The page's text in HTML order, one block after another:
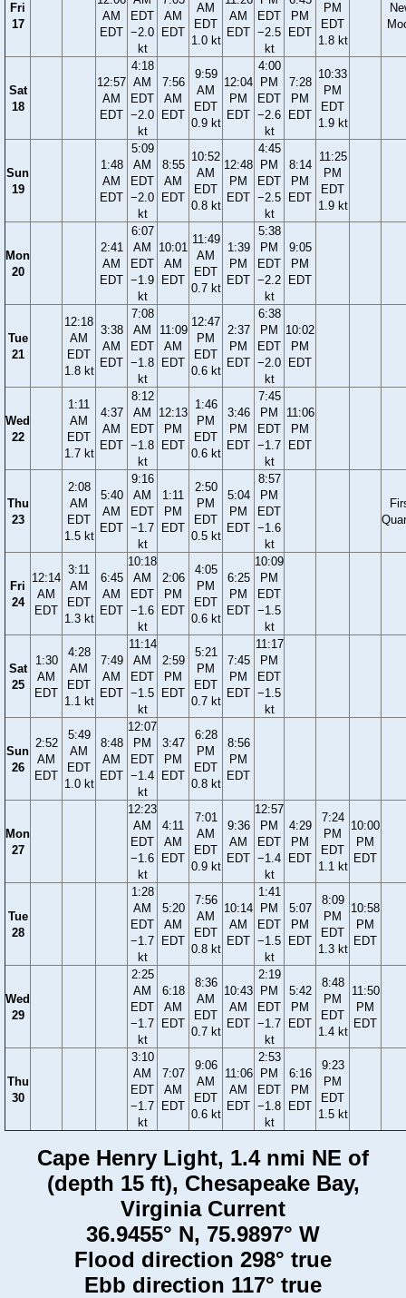
Fri
17
AM
EDT
EDT
−2.0
kt
AM
EDT
AM
EDT
1.0 kt
AM
EDT
EDT
−2.5
kt
PM
EDT
PM
EDT
1.8 kt
Sat
18
12:57
AM
EDT
4:18
AM
EDT
−2.0
kt
7:56
AM
EDT
9:59
AM
EDT
0.9 kt
12:04
PM
EDT
4:00
PM
EDT
−2.6
kt
7:28
PM
EDT
10:33
PM
EDT
1.9 kt
Sun
19
1:48
AM
EDT
5:09
AM
EDT
−2.0
kt
8:55
AM
EDT
10:52
AM
EDT
0.8 kt
12:48
PM
EDT
4:45
PM
EDT
−2.5
kt
8:14
PM
EDT
11:25
PM
EDT
1.9 kt
Mon
20
2:41
AM
EDT
6:07
AM
EDT
−1.9
kt
10:01
AM
EDT
11:49
AM
EDT
0.7 kt
1:39
PM
EDT
5:38
PM
EDT
−2.2
kt
9:05
PM
EDT
Tue
21
12:18
AM
EDT
1.8 kt
3:38
AM
EDT
7:08
AM
EDT
−1.8
kt
11:09
AM
EDT
12:47
PM
EDT
0.6 kt
2:37
PM
EDT
6:38
PM
EDT
−2.0
kt
10:02
PM
EDT
Wed
22
1:11
AM
EDT
1.7 kt
4:37
AM
EDT
8:12
AM
EDT
−1.8
kt
12:13
PM
EDT
1:46
PM
EDT
0.6 kt
3:46
PM
EDT
7:45
PM
EDT
−1.7
kt
11:06
PM
EDT
Thu
23
2:08
AM
EDT
1.5 kt
5:40
AM
EDT
9:16
AM
EDT
−1.7
kt
1:11
PM
EDT
2:50
PM
EDT
0.5 kt
5:04
PM
EDT
8:57
PM
EDT
−1.6
kt
Fri
24
12:14
AM
EDT
3:11
AM
EDT
1.3 kt
6:45
AM
EDT
10:18
AM
EDT
−1.6
kt
2:06
PM
EDT
4:05
PM
EDT
0.6 kt
6:25
PM
EDT
10:09
PM
EDT
−1.5
kt
Sat
25
1:30
AM
EDT
4:28
AM
EDT
1.1 kt
7:49
AM
EDT
11:14
AM
EDT
−1.5
kt
2:59
PM
EDT
5:21
PM
EDT
0.7 kt
7:45
PM
EDT
11:17
PM
EDT
−1.5
kt
Sun
26
2:52
AM
EDT
5:49
AM
EDT
1.0 kt
8:48
AM
EDT
12:07
PM
EDT
−1.4
kt
3:47
PM
EDT
6:28
PM
EDT
0.8 kt
8:56
PM
EDT
Mon
27
12:23
AM
EDT
−1.6
kt
4:11
AM
EDT
7:01
AM
EDT
0.9 kt
9:36
AM
EDT
12:57
PM
EDT
−1.4
kt
4:29
PM
EDT
7:24
PM
EDT
1.1 kt
10:00
PM
EDT
Tue
28
1:28
AM
EDT
−1.7
kt
5:20
AM
EDT
7:56
AM
EDT
0.8 kt
10:14
AM
EDT
1:41
PM
EDT
−1.5
kt
5:07
PM
EDT
8:09
PM
EDT
1.3 kt
10:58
PM
EDT
Wed
29
2:25
AM
EDT
−1.7
kt
6:18
AM
EDT
8:36
AM
EDT
0.7 kt
10:43
AM
EDT
2:19
PM
EDT
−1.7
kt
5:42
PM
EDT
8:48
PM
EDT
1.4 kt
11:50
PM
EDT
Thu
30
3:10
AM
EDT
−1.7
kt
7:07
AM
EDT
9:06
AM
EDT
0.6 kt
11:06
AM
EDT
2:53
PM
EDT
−1.8
kt
6:16
PM
EDT
9:23
PM
EDT
1.5 kt
Cape Henry Light, 1.4 nmi NE of
(depth 15 ft), Chesapeake Bay,
Virginia Current
36.9455° N, 75.9897° W
Flood direction 298° true
Ebb direction 117° true